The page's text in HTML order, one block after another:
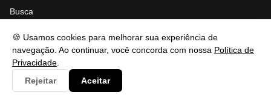
🍪 Usamos cookies para melhorar sua experiência de
navegação. Ao continuar, você concorda com nossa Política de
Privacidade
Rejeitar
Aceitar
Busca
Ads.txt
Llms.txt
Robots.txt